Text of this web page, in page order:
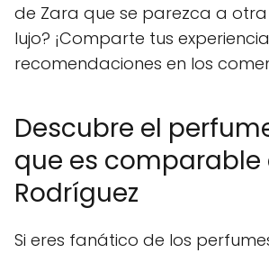
de Zara que se parezca a
lujo? ¡Comparte tus
recomendaciones en los
Descubre el
que es comparable
Rodríguez
Si eres fanático de los